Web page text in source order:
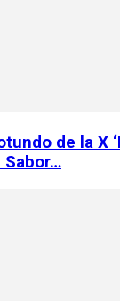
de la X
Sabor…